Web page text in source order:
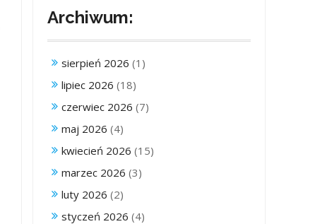
Archiwum:
sierpień 2026 (1)
lipiec 2026 (18)
czerwiec 2026 (7)
maj 2026 (4)
kwiecień 2026 (15)
marzec 2026 (3)
luty 2026 (2)
styczeń 2026 (4)